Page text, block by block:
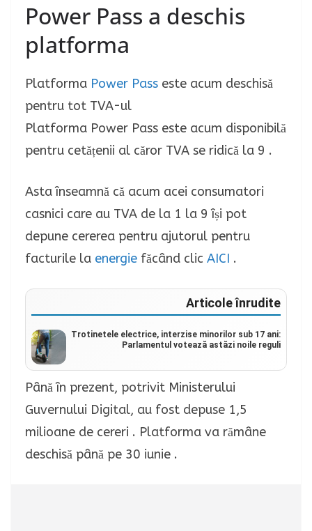
Power Pass a deschis
platforma
Platforma Power Pass este acum deschisă
pentru tot TVA-ul
Platforma Power Pass este acum disponibilă
pentru cetățenii al căror TVA se ridică la 9 .
Asta înseamnă că acum acei consumatori
casnici care au TVA de la 1 la 9 își pot
depune cererea pentru ajutorul pentru
facturile la energie făcând clic AICI .
Articole înrudite
Trotinetele electrice, interzise minorilor sub 17 ani:
Parlamentul votează astăzi noile reguli
Până în prezent, potrivit Ministerului
Guvernului Digital, au fost depuse 1,5
milioane de cereri . Platforma va rămâne
deschisă până pe 30 iunie .